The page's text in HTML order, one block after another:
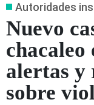
Autoridades
Nuevo
chacaleo
alertas y
sobre